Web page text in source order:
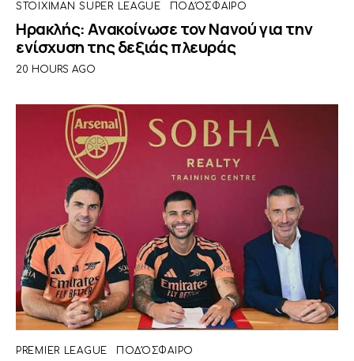
STOIXIMAN SUPER LEAGUE ΠΟΔΌΣΦΑΙΡΟ
Ηρακλής: Ανακοίνωσε τον Νανού για την
ενίσχυση της δεξιάς πλευράς
20 HOURS AGO
PREMIER LEAGUE ΠΟΔΌΣΦΑΙΡΟ